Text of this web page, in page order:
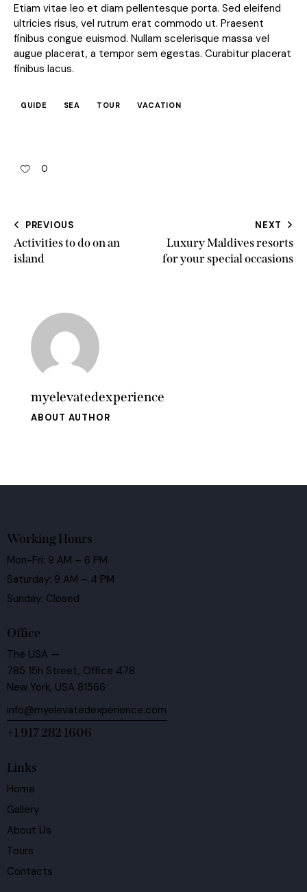
Etiam vitae leo et diam pellentesque porta. Sed eleifend
ultricies risus, vel rutrum erat commodo ut. Praesent
finibus congue euismod. Nullam scelerisque massa vel
augue placerat, a tempor sem egestas. Curabitur placerat
finibus lacus.
GUIDE SEA TOUR VACATION
0
PREVIOUS
Activities to do on an
island
NEXT
Luxury Maldives resorts
for your special occasions
myelevatedexperience
ABOUT AUTHOR
Working Hours
Mon-Fri: 9 AM – 6 PM
Saturday: 9 AM – 4 PM
Sunday: Closed
Office
The USA —
785 15h Street, Office 478
New York, USA 81566
info@myelevatedexperience.com
+1 917 282 1606
Links
Home
Gallery
About Us
Tours
Contacts